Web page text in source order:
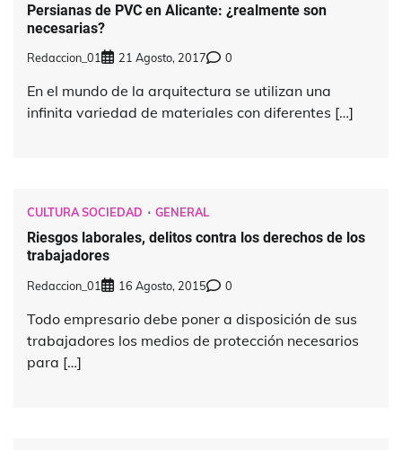
Persianas de PVC en Alicante: ¿realmente son
necesarias?
Redaccion_01 21 Agosto, 2017 0
En el mundo de la arquitectura se utilizan una
infinita variedad de materiales con diferentes […]
CULTURA SOCIEDAD GENERAL
Riesgos laborales, delitos contra los derechos de los
trabajadores
Redaccion_01 16 Agosto, 2015 0
Todo empresario debe poner a disposición de sus
trabajadores los medios de protección necesarios
para […]